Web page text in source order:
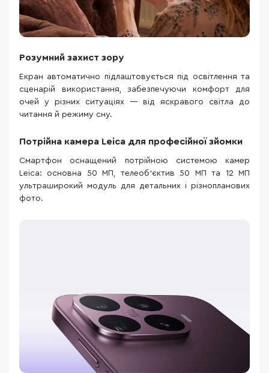
Розумний захист зору
Екран автоматично підлаштовується під освітлення та
сценарій використання, забезпечуючи комфорт для
очей у різних ситуаціях — від яскравого світла до
читання й режиму сну.
Потрійна камера Leica для професійної зйомки
Смартфон оснащений потрійною системою камер
Leica: основна 50 МП, телеоб’єктив 50 МП та 12 МП
ультраширокий модуль для детальних і різнопланових
фото.